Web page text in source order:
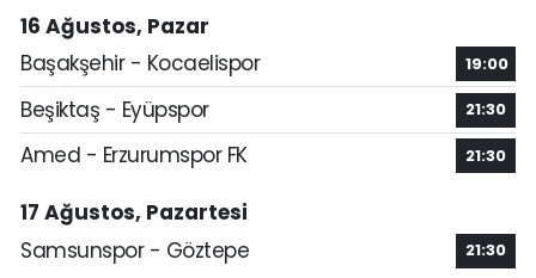
16 Ağustos, Pazar
Başakşehir - Kocaelispor
19:00
Beşiktaş - Eyüpspor 21:30
Amed - Erzurumspor FK 21:30
17 Ağustos, Pazartesi
Samsunspor - Göztepe
21:30